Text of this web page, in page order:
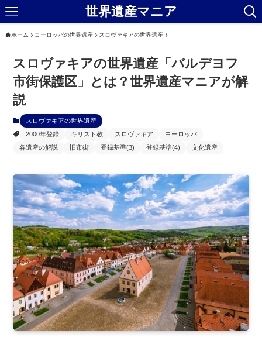
世界遺産マニア
ホーム ヨーロッパの世界遺産 スロヴァキアの世界遺産
スロヴァキアの世界遺産「バルデヨフ
市街保護区」とは？世界遺産マニアが解
説
スロヴァキアの世界遺産
2000年登録
キリスト教 スロヴァキア
ヨーロッパ
各遺産の解説
旧市街 登録基準(3) 登録基準(4) 文化遺産